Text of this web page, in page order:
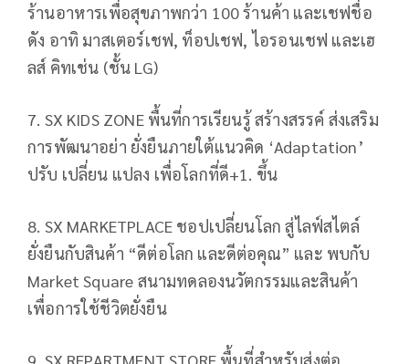
ร้านอาหารเพื่อสุขภาพกว่า 100 ร้านค้า และเชฟชื่อ
ดัง อาทิ มาสเตอร์เชฟ, ท็อปเชฟ, ไอรอนเชฟ และเฮ
ลส์ คิทเช่น (ชั้น LG)
7. SX KIDS ZONE พื้นที่การเรียนรู้ สร้างสรรค์ ส่งเสริม
การพัฒนาอย่า ยั่งยืนภายใต้แนวคิด ‘Adaptation’
ปรับ เปลี่ยน แปลง เพื่อโลกที่ดี+1. ขึ้น
8. SX MARKETPLACE ชอปเปลี่ยนโลก สู่ไลฟ์สไตล์
ยั่งยืนกับสินค้า “ดีต่อโลก และดีต่อคุณ” และ พบกับ
Market Square สนามทดลองนวัตกรรมและสินค้า
เพื่อการใช้ชีวิตยั่งยืน
9. SX REPARTMENT STORE พื้นที่สำหรับส่งต่อ